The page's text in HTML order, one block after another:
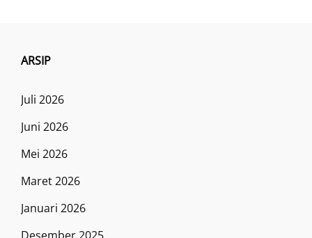
ARSIP
Juli 2026
Juni 2026
Mei 2026
Maret 2026
Januari 2026